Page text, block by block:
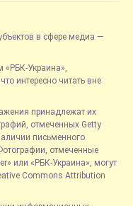
в сфере медиа —
«РБК-Украина»,
интересно читать вне
принадлежат их
отмеченных Getty
письменного
отмеченные
или «РБК-Украина», могут
Commons Attribution